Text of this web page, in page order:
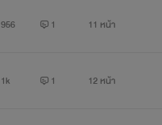
956 1 11 หน้า
1k 1 12 หน้า